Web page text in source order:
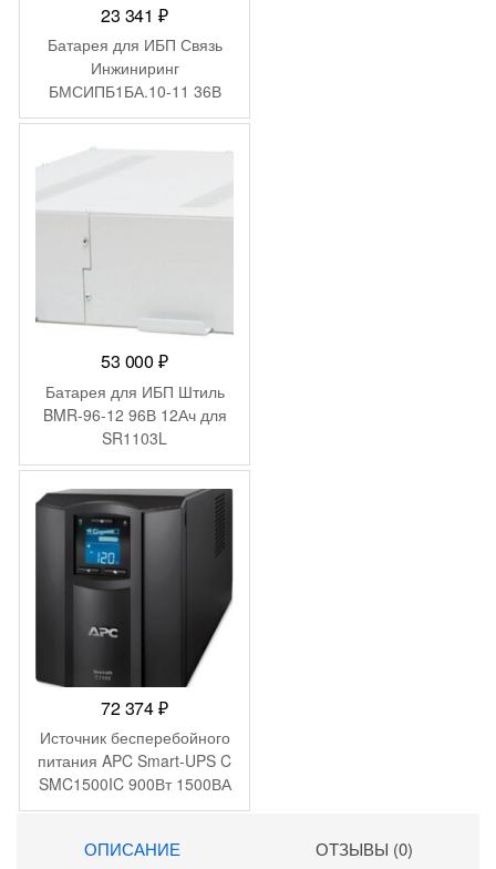
23 341₽
Батарея для ИБП Связь
Инжиниринг
БМСИПБ1БА.10-11 36В
9Ач для СИПБ1БА.10-11
53 000₽
Батарея для ИБП Штиль
BMR-96-12 96В 12Ач для
SR1103L
72 374₽
Источник бесперебойного
питания APC Smart-UPS C
SMC1500IC 900Вт 1500ВА
черный
ОПИСАНИЕ ОТЗЫВЫ (0)